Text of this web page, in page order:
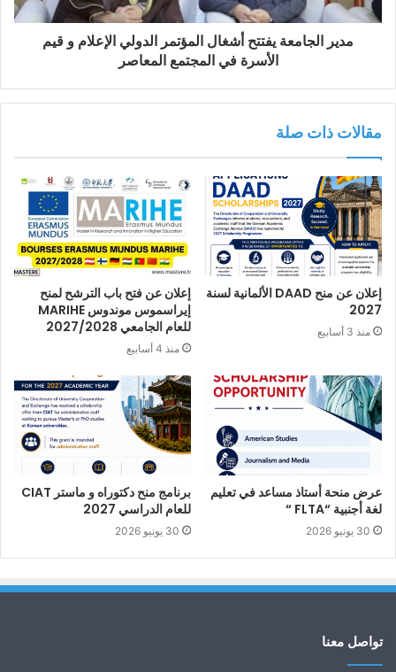
مدير الجامعة يفتتح أشغال المؤتمر الدولي الإعلام و قيم
الأسرة في المجتمع المعاصر
مقالات ذات صلة
إعلان عن منح DAAD الألمانية لسنة
2027
منذ 3 أسابيع
إعلان عن فتح باب الترشح لمنح
إيراسموس موندوس MARIHE
للعام الجامعي 2027/2028
منذ 4 أسابيع
عرض منحة أستاذ مساعد في تعليم
لغة أجنبية “FLTA “
30 يونيو 2026
برنامج منح دكتوراه و ماستر CIAT
للعام الدراسي 2027
30 يونيو 2026
تواصل معنا